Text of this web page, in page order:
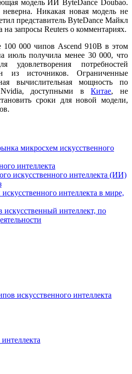
модель ИИ ByteDance Doubao.
неверна. Никакая новая модель не
представитель ByteDance Майкл
запросы Reuters о комментариях.
100 000 чипов Ascend 910B в этом
июль получила менее 30 000, что
удовлетворения потребностей
из источников. Ограниченные
вычислительная мощность по
доступными вКитае, не
сроки для новой модели,
микросхем искусственного
интеллекта
искусственного интеллекта (ИИ)
интеллекта в мире,
интеллект, по
искусственного интеллекта